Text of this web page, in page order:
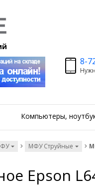
8-
Компьютеры,
МФУ Струйные
Epson